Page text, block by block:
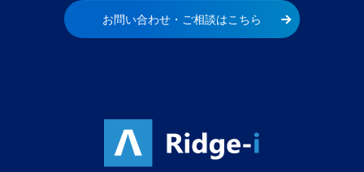
お問い合わせ・ご相談はこちら